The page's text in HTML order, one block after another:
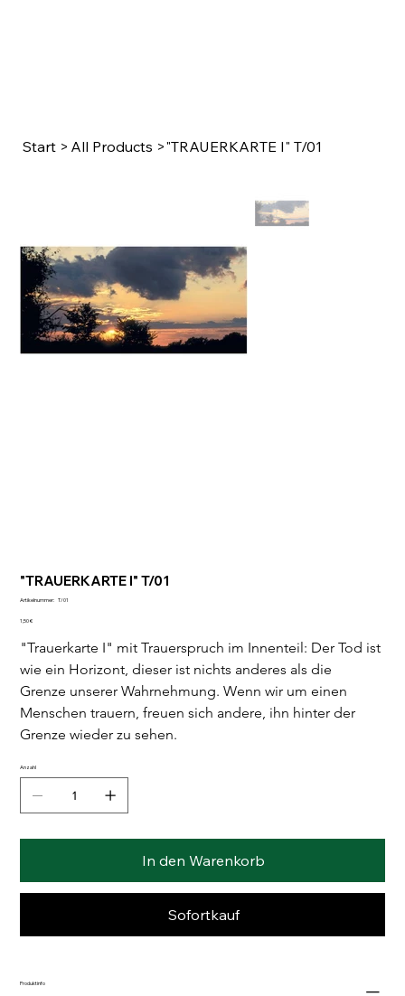
Start > All Products >"TRAUERKARTE I" T/01
"TRAUERKARTE I" T/01
Artikelnummer: Artikelnummer:
T/01
Preis
1,50 €
"Trauerkarte I" mit Trauerspruch im Innenteil: Der Tod ist
wie ein Horizont, dieser ist nichts anderes als die
Grenze unserer Wahrnehmung. Wenn wir um einen
Menschen trauern, freuen sich andere, ihn hinter der
Grenze wieder zu sehen.
Anzahl
In den Warenkorb
Sofortkauf
Produktinfo